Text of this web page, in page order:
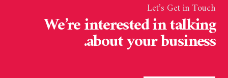
Let’s Get in Touch
We’re interested in talking
about your business.